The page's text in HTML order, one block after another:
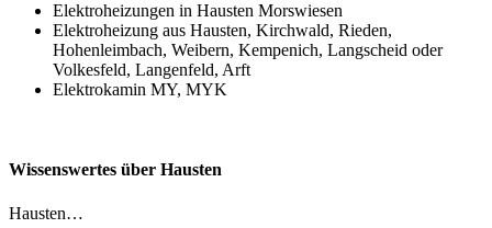
Elektroheizungen in Hausten Morswiesen
Elektroheizung aus Hausten, Kirchwald, Rieden,
Hohenleimbach, Weibern, Kempenich, Langscheid oder
Volkesfeld, Langenfeld, Arft
Elektrokamin MY, MYK
Wissenswertes über Hausten
Hausten…